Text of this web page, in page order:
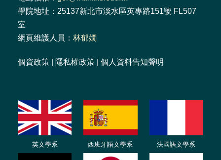
學院地址：25137新北市淡水區英專路151號 FL507
室
網頁維護人員： 林郁嫺
個資政策 隱私權政策 個人資料告知聲明
英文學系 西班牙語文學系 法國語文學系